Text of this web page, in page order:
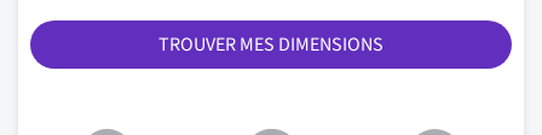
TROUVER MES DIMENSIONS